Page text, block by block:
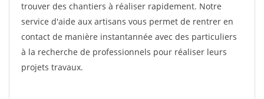
trouver des chantiers à réaliser rapidement. Notre
service d'aide aux artisans vous permet de rentrer en
contact de manière instantannée avec des particuliers
à la recherche de professionnels pour réaliser leurs
projets travaux.